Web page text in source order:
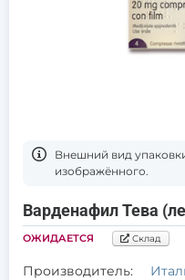
Bнешний вид
изображённого.
Варденафил Тева
ОЖИДАЕТСЯ Склад
Производитель: